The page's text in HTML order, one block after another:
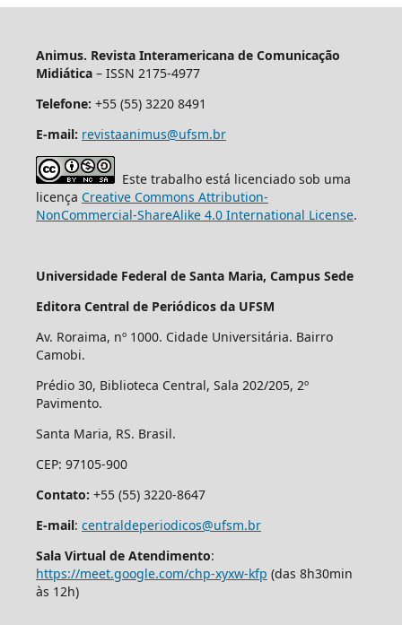
Animus. Revista Interamericana de Comunicação
Midiática– ISSN 2175-4977
Telefone: +55 (55) 3220 8491
E-mail: revistaanimus@ufsm.br
Este trabalho está licenciado sob uma
licença Creative Commons Attribution-
NonCommercial-ShareAlike 4.0 International License.
Universidade Federal de Santa Maria, Campus Sede
Editora Central de Periódicos da UFSM
Av. Roraima, nº 1000. Cidade Universitária. Bairro
Camobi.
Prédio 30, Biblioteca Central, Sala 202/205, 2º
Pavimento.
Santa Maria, RS. Brasil.
CEP: 97105-900
Contato: +55 (55) 3220-8647
E-mail: centraldeperiodicos@ufsm.br
Sala Virtual de Atendimento:
https://meet.google.com/chp-xyxw-kfp (das 8h30min
às 12h)